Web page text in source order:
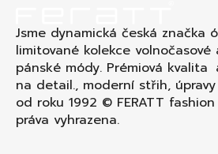
Jsme dynamická česká značka
limitované kolekce volnočasové
pánské módy. Prémiová kvalita
na detail., moderní střih,
od roku 1992 © FERATT
práva vyhrazena.